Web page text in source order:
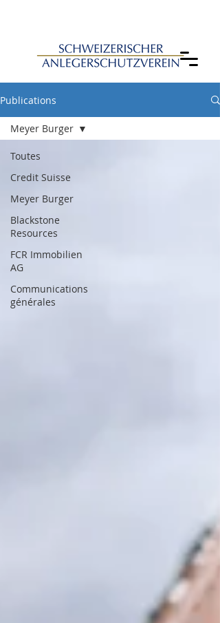
Publications
Toutes
Credit Suisse
Meyer Burger
Blackstone
Resources
FCR Immobilien
AG
Communications
générales
Meyer Burger